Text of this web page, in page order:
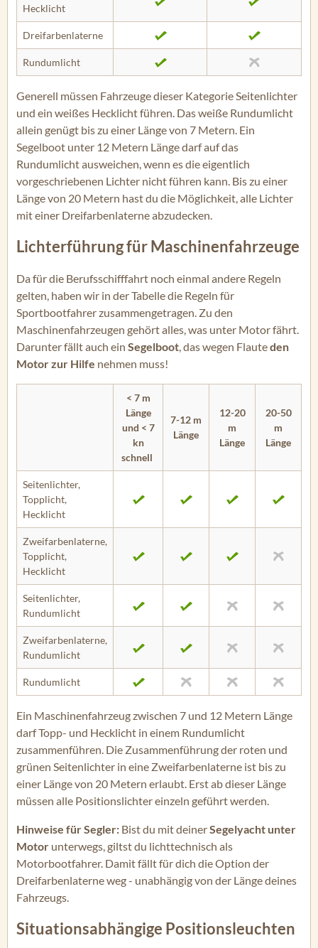
Hecklicht
Dreifarbenlaterne
Rundumlicht
Generell müssen Fahrzeuge dieser Kategorie Seitenlichter
und ein weißes Hecklicht führen. Das weiße Rundumlicht
allein genügt bis zu einer Länge von 7 Metern. Ein
Segelboot unter 12 Metern Länge darf auf das
Rundumlicht ausweichen, wenn es die eigentlich
vorgeschriebenen Lichter nicht führen kann. Bis zu einer
Länge von 20 Metern hast du die Möglichkeit, alle Lichter
mit einer Dreifarbenlaterne abzudecken.
Lichterführung für Maschinenfahrzeuge
Da für die Berufsschifffahrt noch einmal andere Regeln
gelten, haben wir in der Tabelle die Regeln für
Sportbootfahrer zusammengetragen. Zu den
Maschinenfahrzeugen gehört alles, was unter Motor fährt.
Darunter fällt auch ein Segelboot, das wegen Flauteden
Motor zur Hilfe nehmen muss!
< 7 m
Länge
und < 7
kn
schnell
7-12 m
Länge
12-20
m
Länge
20-50
m
Länge
Seitenlichter,
Topplicht,
Hecklicht
Zweifarbenlaterne,
Topplicht,
Hecklicht
Seitenlichter,
Rundumlicht
Zweifarbenlaterne,
Rundumlicht
Rundumlicht
Ein Maschinenfahrzeug zwischen 7 und 12 Metern Länge
darf Topp- und Hecklicht in einem Rundumlicht
zusammenführen. Die Zusammenführung der roten und
grünen Seitenlichter in eine Zweifarbenlaterne ist bis zu
einer Länge von 20 Metern erlaubt. Erst ab dieser Länge
müssen alle Positionslichter einzeln geführt werden.
Hinweise für Segler: Bist du mit deinerSegelyacht unter
Motor unterwegs, giltst du lichttechnisch als
Motorbootfahrer. Damit fällt für dich die Option der
Dreifarbenlaterne weg - unabhängig von der Länge deines
Fahrzeugs.
Situationsabhängige Positionsleuchten